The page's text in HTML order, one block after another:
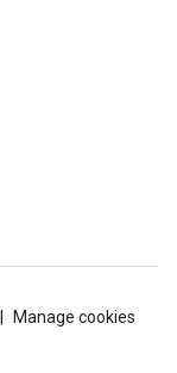
Manage cookies